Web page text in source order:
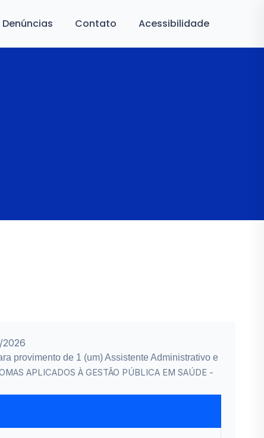
Contato Acessibilidade
provimento de 1 (um) Assistente Administrativo e
APLICADOS À GESTÃO PÚBLICA EM SAÚDE -